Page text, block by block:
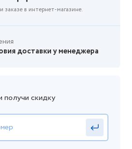
заказе в интернет-магазине.
доставки у менеджера
получи скидку